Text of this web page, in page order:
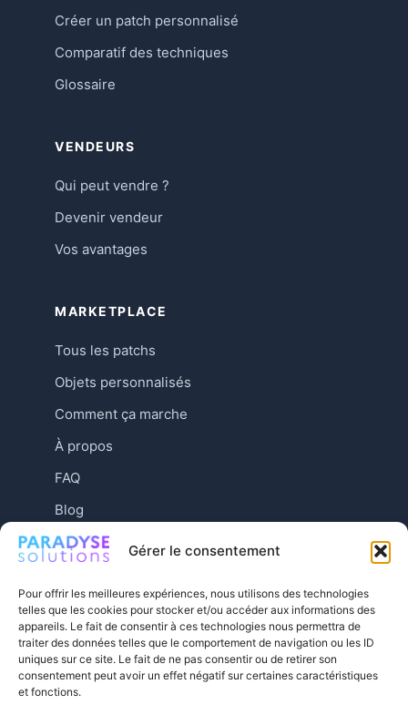
Gérer le consentement
Pour offrir les meilleures expériences, nous utilisons des technologies
telles que les cookies pour stocker et/ou accéder aux informations des
appareils. Le fait de consentir à ces technologies nous permettra de
traiter des données telles que le comportement de navigation ou les ID
uniques sur ce site. Le fait de ne pas consentir ou de retirer son
consentement peut avoir un effet négatif sur certaines caractéristiques
et fonctions.
Créer un patch personnalisé
Comparatif des techniques
Glossaire
VENDEURS
Qui peut vendre ?
Devenir vendeur
Vos avantages
MARKETPLACE
Tous les patchs
Objets personnalisés
Comment ça marche
À propos
FAQ
Blog
Contact